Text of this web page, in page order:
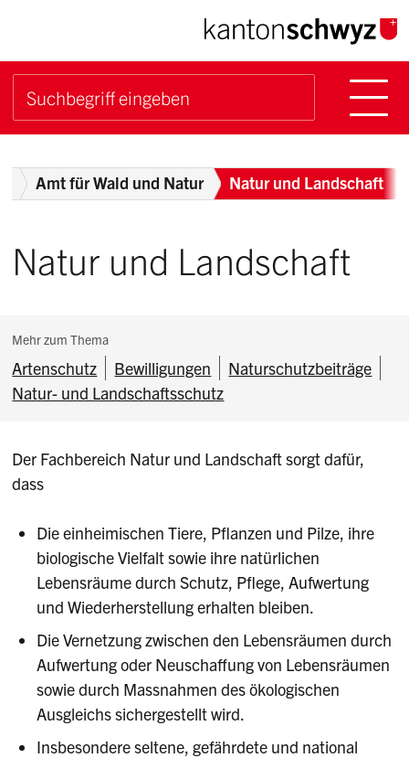
Navigieren im Kanton
Schnellnavigation
Suchbegriff
Breadcrumb
Amt für Wald und Natur Natur und Landschaft
Subnavigation:
Mehr zum Thema
Artenschutz Bewilligungen
Naturschutzbeiträge
Natur- und Landschaftsschutz
Natur und Landschaft
Der Fachbereich Natur und Landschaft sorgt dafür,
dass
Die einheimischen Tiere, Pflanzen und Pilze, ihre
biologische Vielfalt sowie ihre natürlichen
Lebensräume durch Schutz, Pflege, Aufwertung
und Wiederherstellung erhalten bleiben.
Die Vernetzung zwischen den Lebensräumen durch
Aufwertung oder Neuschaffung von Lebensräumen
sowie durch Massnahmen des ökologischen
Ausgleichs sichergestellt wird.
Insbesondere seltene, gefährdete und national